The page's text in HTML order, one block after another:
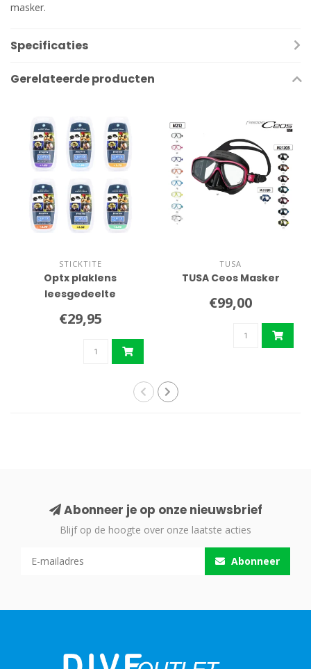
masker.
Specificaties
Gerelateerde producten
STICKTITE
Optx plaklens
leesgedeelte
€29,95
TUSA
TUSA Ceos Masker
€99,00
Abonneer je op onze nieuwsbrief
Blijf op de hoogte over onze laatste acties
Abonneer